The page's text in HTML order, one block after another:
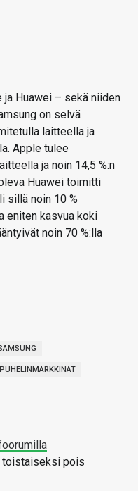
ja Huawei – sekä niiden
on selvä
laitteella ja
Apple tulee
ja noin 14,5 %:n
Huawei toimitti
sillä noin 10 %
eniten kasvua koki
noin 70 %:lla
toistaiseksi pois